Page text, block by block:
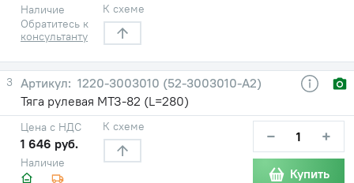
Наличие
Обратитесь к
консультанту
К схеме
3
1220-3003010 (52-3003010-А2)
Тяга рулевая МТЗ-82 (L=280)
Наличие
Цена с НДС
1 646 руб.
К схеме − +
Купить